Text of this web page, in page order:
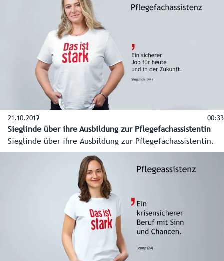
21.10.2019 00:33
Sieglinde über ihre Ausbildung zur Pflegefachassistentin
Sieglinde über ihre Ausbildung zur Pflegefachassistentin.